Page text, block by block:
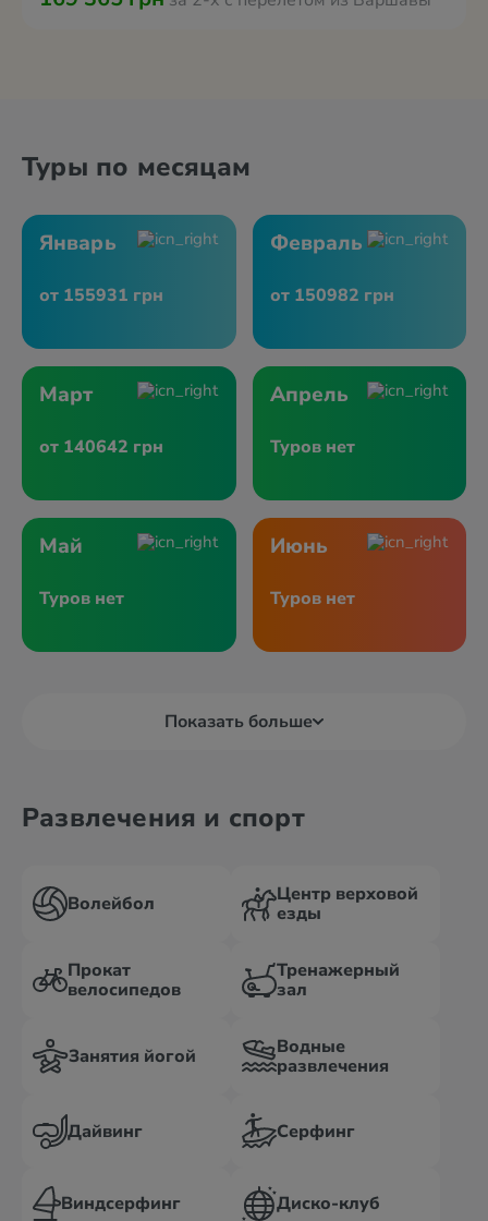
Туры по месяцам
Январь
от 155931 грн
Февраль
от 150982 грн
Март
от 140642 грн
Апрель
Туров нет
Май
Туров нет
Июнь
Туров нет
Показать больше
Развлечения и спорт
Волейбол
Центр верховой
езды
Прокат
велосипедов
Тренажерный
зал
Занятия йогой
Водные
развлечения
Дайвинг Серфинг
Виндсерфинг Диско-клуб